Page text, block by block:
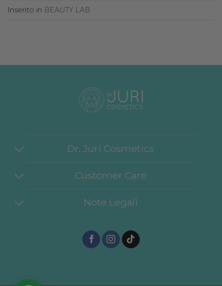
Inserito in BEAUTY LAB
Dr. Juri Cosmetics
Customer Care
Note Legali